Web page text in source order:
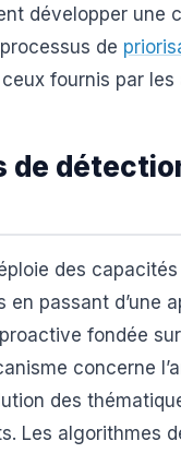
développer une
de
fournis par
de
des
passant d’une
fondée
concerne
des
Les algorithmes